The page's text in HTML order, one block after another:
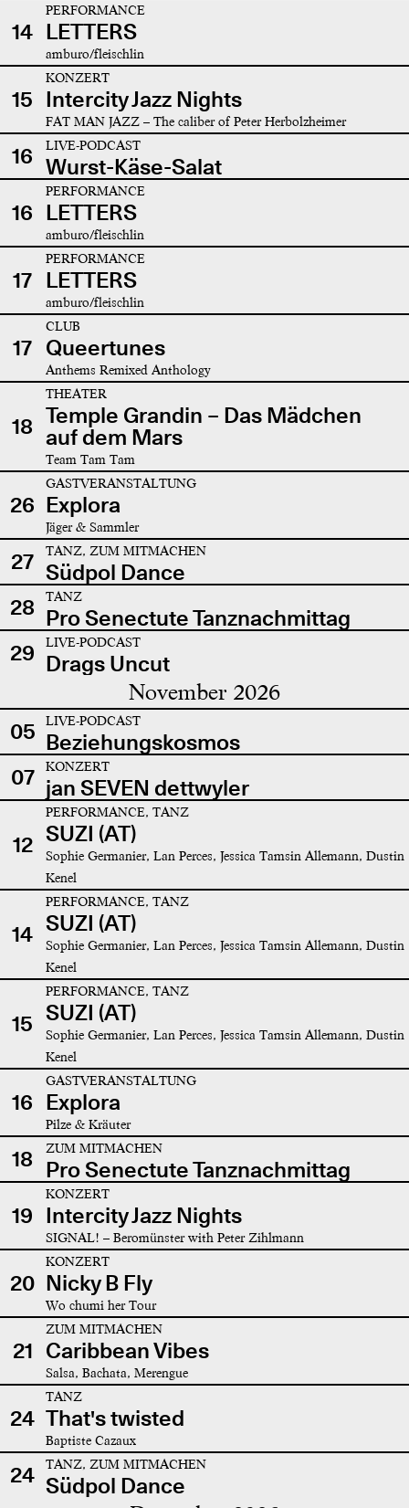
14
PERFORMANCE
LETTERS
amburo/fleischlin
15
KONZERT
Intercity Jazz Nights
FAT MAN JAZZ – The caliber of Peter Herbolzheimer
16 LIVE-PODCAST
Wurst-Käse-Salat
16
PERFORMANCE
LETTERS
amburo/fleischlin
17
PERFORMANCE
LETTERS
amburo/fleischlin
17
CLUB
Queertunes
Anthems Remixed Anthology
18
THEATER
Temple Grandin – Das Mädchen
auf dem Mars
Team Tam Tam
26
GASTVERANSTALTUNG
Explora
Jäger & Sammler
27 TANZ, ZUM MITMACHEN
Südpol Dance
28
TANZ
Pro Senectute Tanznachmittag
29
LIVE-PODCAST
Drags Uncut
November 2026
05 LIVE-PODCAST
Beziehungskosmos
07
KONZERT
jan SEVEN dettwyler
12
PERFORMANCE, TANZ
SUZI (AT)
Sophie Germanier, Lan Perces, Jessica Tamsin Allemann, Dustin
Kenel
14
PERFORMANCE, TANZ
SUZI (AT)
Sophie Germanier, Lan Perces, Jessica Tamsin Allemann, Dustin
Kenel
15
PERFORMANCE, TANZ
SUZI (AT)
Sophie Germanier, Lan Perces, Jessica Tamsin Allemann, Dustin
Kenel
16
GASTVERANSTALTUNG
Explora
Pilze & Kräuter
18 ZUM MITMACHEN
Pro Senectute Tanznachmittag
19
KONZERT
Intercity Jazz Nights
SIGNAL! – Beromünster with Peter Zihlmann
20
KONZERT
Nicky B Fly
Wo chumi her Tour
21
ZUM MITMACHEN
Caribbean Vibes
Salsa, Bachata, Merengue
24
TANZ
That's twisted
Baptiste Cazaux
24 TANZ, ZUM MITMACHEN
Südpol Dance